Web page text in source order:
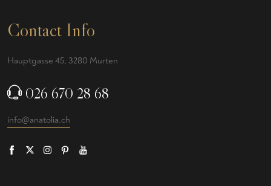
Contact Info
Hauptgasse 45, 3280 Murten
026 670 28 68
info@anatolia.ch